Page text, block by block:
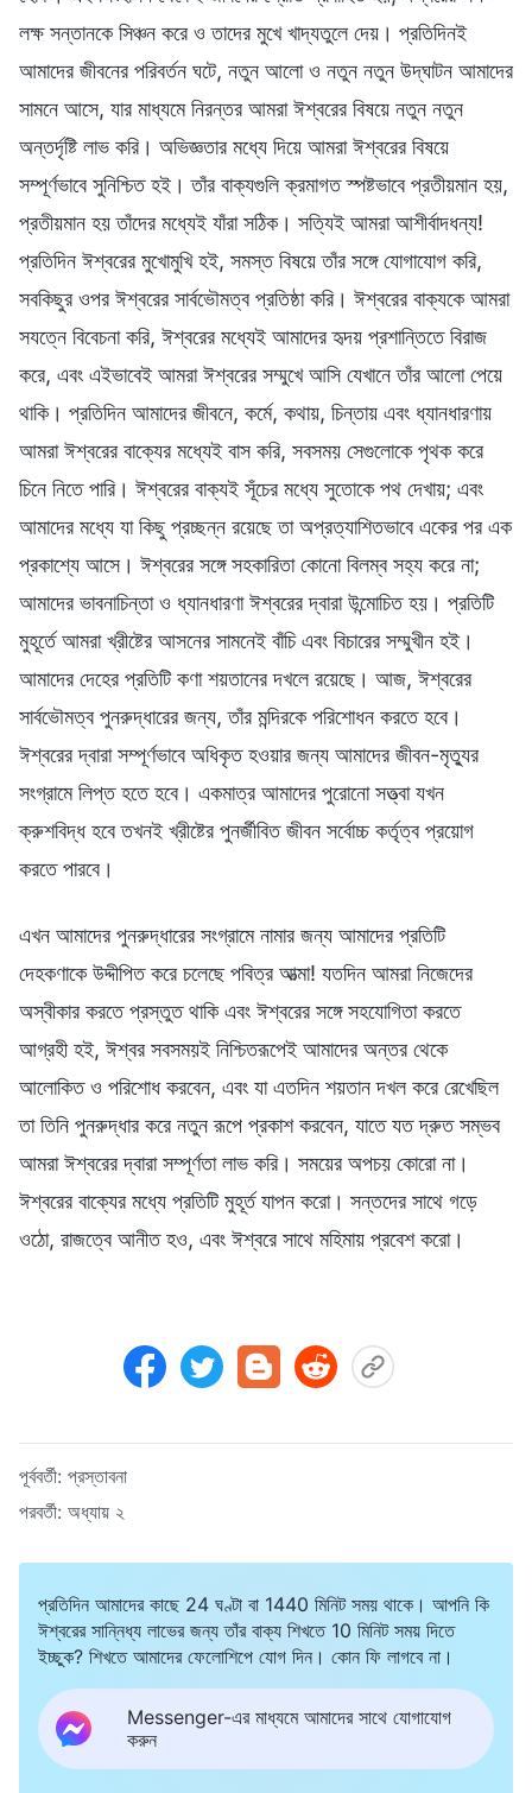
লক্ষ সন্তানকে সিঞ্চন করে ও তাদের মুখে খাদ্যতুলে দেয়। প্রতিদিনই
আমাদের জীবনের পরিবর্তন ঘটে, নতুন আলো ও নতুন নতুন উদ্‌ঘাটন আমাদের
সামনে আসে, যার মাধ্যমে নিরন্তর আমরা ঈশ্বরের বিষয়ে নতুন নতুন
অন্তর্দৃষ্টি লাভ করি। অভিজ্ঞতার মধ্যে দিয়ে আমরা ঈশ্বরের বিষয়ে
সম্পূর্ণভাবে সুনিশ্চিত হই। তাঁর বাক্যগুলি ক্রমাগত স্পষ্টভাবে প্রতীয়মান হয়,
প্রতীয়মান হয় তাঁদের মধ্যেই যাঁরা সঠিক। সত্যিই আমরা আশীর্বাদধন্য!
প্রতিদিন ঈশ্বরের মুখোমুখি হই, সমস্ত বিষয়ে তাঁর সঙ্গে যোগাযোগ করি,
সবকিছুর ওপর ঈশ্বরের সার্বভৌমত্ব প্রতিষ্ঠা করি। ঈশ্বরের বাক্যকে আমরা
সযত্নে বিবেচনা করি, ঈশ্বরের মধ্যেই আমাদের হৃদয় প্রশান্তিতে বিরাজ
করে, এবং এইভাবেই আমরা ঈশ্বরের সম্মুখে আসি যেখানে তাঁর আলো পেয়ে
থাকি। প্রতিদিন আমাদের জীবনে, কর্মে, কথায়, চিন্তায় এবং ধ্যানধারণায়
আমরা ঈশ্বরের বাক্যের মধ্যেই বাস করি, সবসময় সেগুলোকে পৃথক করে
চিনে নিতে পারি। ঈশ্বরের বাক্যই সূঁচের মধ্যে সুতোকে পথ দেখায়; এবং
আমাদের মধ্যে যা কিছু প্রচ্ছন্ন রয়েছে তা অপ্রত্যাশিতভাবে একের পর এক
প্রকাশ্যে আসে। ঈশ্বরের সঙ্গে সহকারিতা কোনো বিলম্ব সহ্য করে না;
আমাদের ভাবনাচিন্তা ও ধ্যানধারণা ঈশ্বরের দ্বারা উন্মোচিত হয়। প্রতিটি
মুহূর্তে আমরা খ্রীষ্টের আসনের সামনেই বাঁচি এবং বিচারের সম্মুখীন হই।
আমাদের দেহের প্রতিটি কণা শয়তানের দখলে রয়েছে। আজ, ঈশ্বরের
সার্বভৌমত্ব পুনরুদ্ধারের জন্য, তাঁর মন্দিরকে পরিশোধন করতে হবে।
ঈশ্বরের দ্বারা সম্পূর্ণভাবে অধিকৃত হওয়ার জন্য আমাদের জীবন-মৃত্যুর
সংগ্রামে লিপ্ত হতে হবে। একমাত্র আমাদের পুরোনো সত্ত্বা যখন
ক্রুশবিদ্ধ হবে তখনই খ্রীষ্টের পুনর্জীবিত জীবন সর্বোচ্চ কর্তৃত্ব প্রয়োগ
করতে পারবে।
এখন আমাদের পুনরুদ্ধারের সংগ্রামে নামার জন্য আমাদের প্রতিটি
দেহকণাকে উদ্দীপিত করে চলেছে পবিত্র আত্মা! যতদিন আমরা নিজেদের
অস্বীকার করতে প্রস্তুত থাকি এবং ঈশ্বরের সঙ্গে সহযোগিতা করতে
আগ্রহী হই, ঈশ্বর সবসময়ই নিশ্চিতরূপেই আমাদের অন্তর থেকে
আলোকিত ও পরিশোধ করবেন, এবং যা এতদিন শয়তান দখল করে রেখেছিল
তা তিনি পুনরুদ্ধার করে নতুন রূপে প্রকাশ করবেন, যাতে যত দ্রুত সম্ভব
আমরা ঈশ্বরের দ্বারা সম্পূর্ণতা লাভ করি। সময়ের অপচয় কোরো না।
ঈশ্বরের বাক্যের মধ্যে প্রতিটি মুহূর্ত যাপন করো। সন্তদের সাথে গড়ে
ওঠো, রাজত্বে আনীত হও, এবং ঈশ্বরে সাথে মহিমায় প্রবেশ করো।
পূর্ববর্তী: প্রস্তাবনা
পরবর্তী: অধ্যায় ২
প্রতিদিন আমাদের কাছে 24 ঘণ্টা বা 1440 মিনিট সময় থাকে। আপনি কি
ঈশ্বরের সান্নিধ্য লাভের জন্য তাঁর বাক্য শিখতে 10 মিনিট সময় দিতে
ইচ্ছুক? শিখতে আমাদের ফেলোশিপে যোগ দিন। কোন ফি লাগবে না।
Messenger-এর মাধ্যমে আমাদের সাথে যোগাযোগ
করুন